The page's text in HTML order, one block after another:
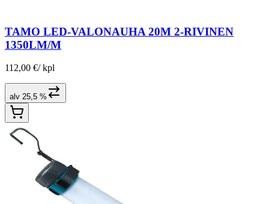
TAMO LED-VALONAUHA 20M 2-RIVINEN
1350LM/M
112,00 €/ kpl
alv 25,5 %